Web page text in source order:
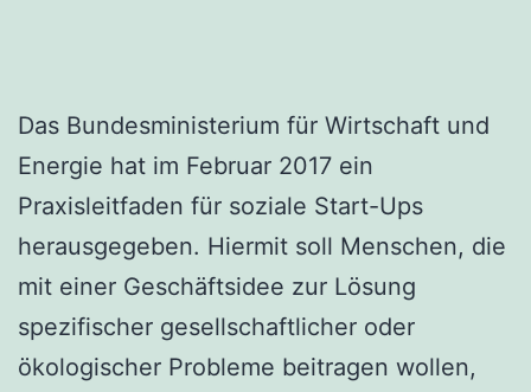
Das Bundesministerium für Wirtschaft und
Energie hat im Februar 2017 ein
Praxisleitfaden für soziale Start-Ups
herausgegeben. Hiermit soll Menschen, die
mit einer Geschäftsidee zur Lösung
spezifischer gesellschaftlicher oder
ökologischer Probleme beitragen wollen,